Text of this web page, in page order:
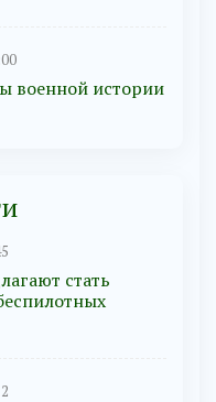
военной истории
cтать